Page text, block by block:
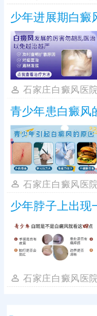
少年进展期白癜
石家庄白癜风医院
青少年患白癜风
石家庄白癜风医院
少年脖子上出现
石家庄白癜风医院